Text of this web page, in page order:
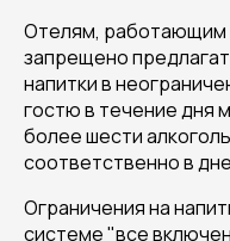
Отелям, работающим
запрещено
напитки в
гостю в течение дня
более шести
соответственно в
Ограничения на
системе "все